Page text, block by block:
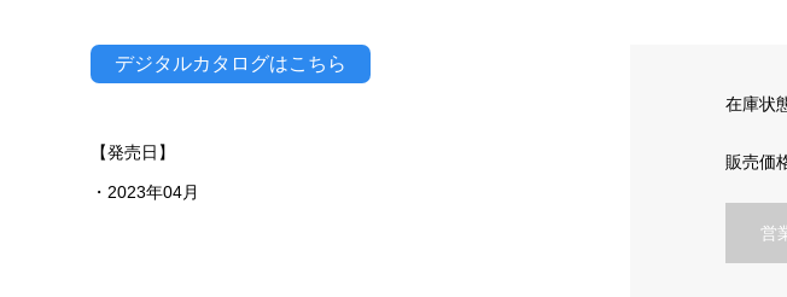
デジタルカタログはこちら
【発売日】
・2023年04月
在庫状
販売価
営